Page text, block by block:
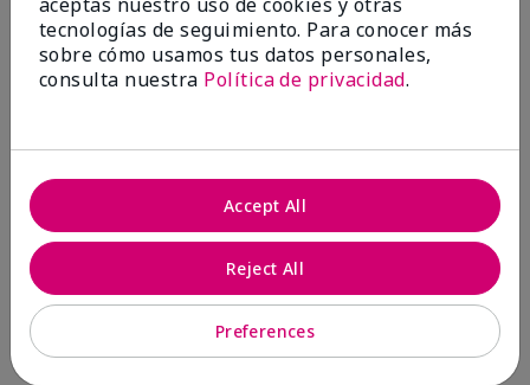
Escribir Una Opinión
3 estrellas
1
tecnologías de seguimiento. Para conocer más
sobre cómo usamos tus datos personales,
consulta nuestra Política de privacidad.
Preferences
Reject All
Accept All